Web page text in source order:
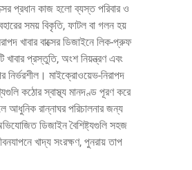
প্রধান কাজ হলো ব্যস্ত পরিবার ও
সময় বিকৃতি, ফাটল বা গলন হয়
খাবার বাক্সের ডিজাইনে লিক-প্রুফ
প্রস্তুতি, অংশ নিয়ন্ত্রণ এবং
নির্ভরশীল। মাইক্রোওয়েভ-নিরাপদ
কঠোর স্বাস্থ্য মানদণ্ড পূরণ করে
আধুনিক রান্নাঘর পরিচালনার জন্য
ডিজাইন বৈশিষ্ট্যগুলি সহজ
খাদ্য সংরক্ষণ, পুনরায় তাপ